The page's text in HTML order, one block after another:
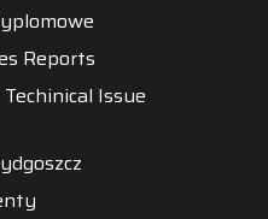
Reports
Issue